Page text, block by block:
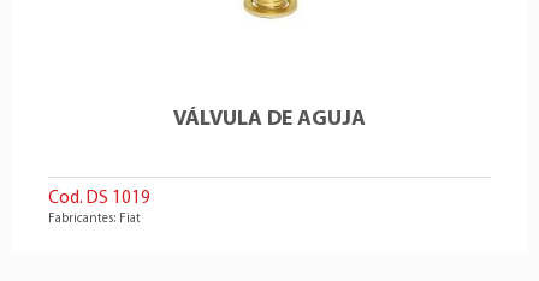
VÁLVULA DE AGUJA
Cod. DS 1019
Fabricantes: Fiat